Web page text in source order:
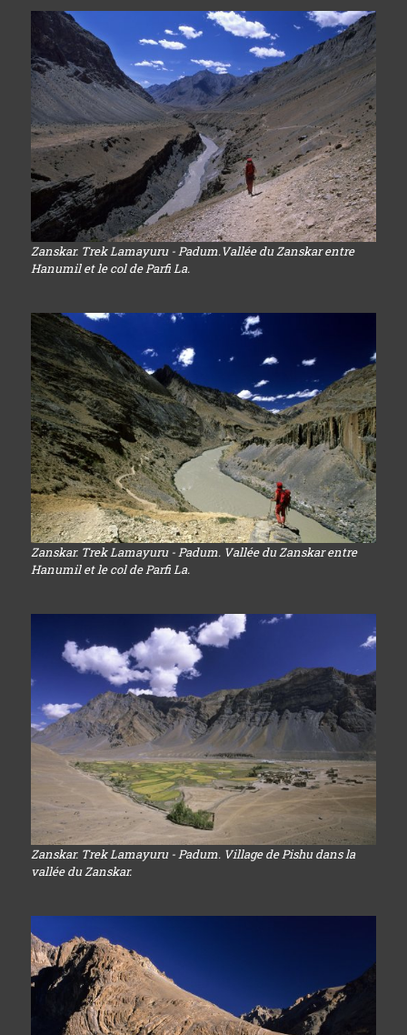
Zanskar. Trek Lamayuru - Padum.Vallée du Zanskar entre
Hanumil et le col de Parfi La.
Zanskar. Trek Lamayuru - Padum. Vallée du Zanskar entre
Hanumil et le col de Parfi La.
Zanskar. Trek Lamayuru - Padum. Village de Pishu dans la
vallée du Zanskar.